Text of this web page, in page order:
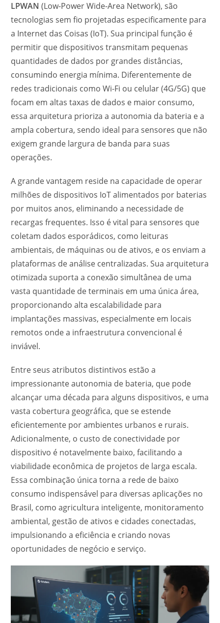
LPWAN (Low-Power Wide-Area Network), são
tecnologias sem fio projetadas especificamente para
a Internet das Coisas (IoT). Sua principal função é
permitir que dispositivos transmitam pequenas
quantidades de dados por grandes distâncias,
consumindo energia mínima. Diferentemente de
redes tradicionais como Wi-Fi ou celular (4G/5G) que
focam em altas taxas de dados e maior consumo,
essa arquitetura prioriza a autonomia da bateria e a
ampla cobertura, sendo ideal para sensores que não
exigem grande largura de banda para suas
operações.
A grande vantagem reside na capacidade de operar
milhões de dispositivos IoT alimentados por baterias
por muitos anos, eliminando a necessidade de
recargas frequentes. Isso é vital para sensores que
coletam dados esporádicos, como leituras
ambientais, de máquinas ou de ativos, e os enviam a
plataformas de análise centralizadas. Sua arquitetura
otimizada suporta a conexão simultânea de uma
vasta quantidade de terminais em uma única área,
proporcionando alta escalabilidade para
implantações massivas, especialmente em locais
remotos onde a infraestrutura convencional é
inviável.
Entre seus atributos distintivos estão a
impressionante autonomia de bateria, que pode
alcançar uma década para alguns dispositivos, e uma
vasta cobertura geográfica, que se estende
eficientemente por ambientes urbanos e rurais.
Adicionalmente, o custo de conectividade por
dispositivo é notavelmente baixo, facilitando a
viabilidade econômica de projetos de larga escala.
Essa combinação única torna a rede de baixo
consumo indispensável para diversas aplicações no
Brasil, como agricultura inteligente, monitoramento
ambiental, gestão de ativos e cidades conectadas,
impulsionando a eficiência e criando novas
oportunidades de negócio e serviço.